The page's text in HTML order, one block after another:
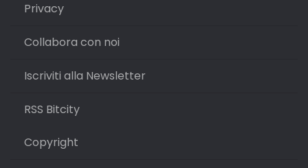
Privacy
Collabora con noi
Iscriviti alla Newsletter
RSS Bitcity
Copyright